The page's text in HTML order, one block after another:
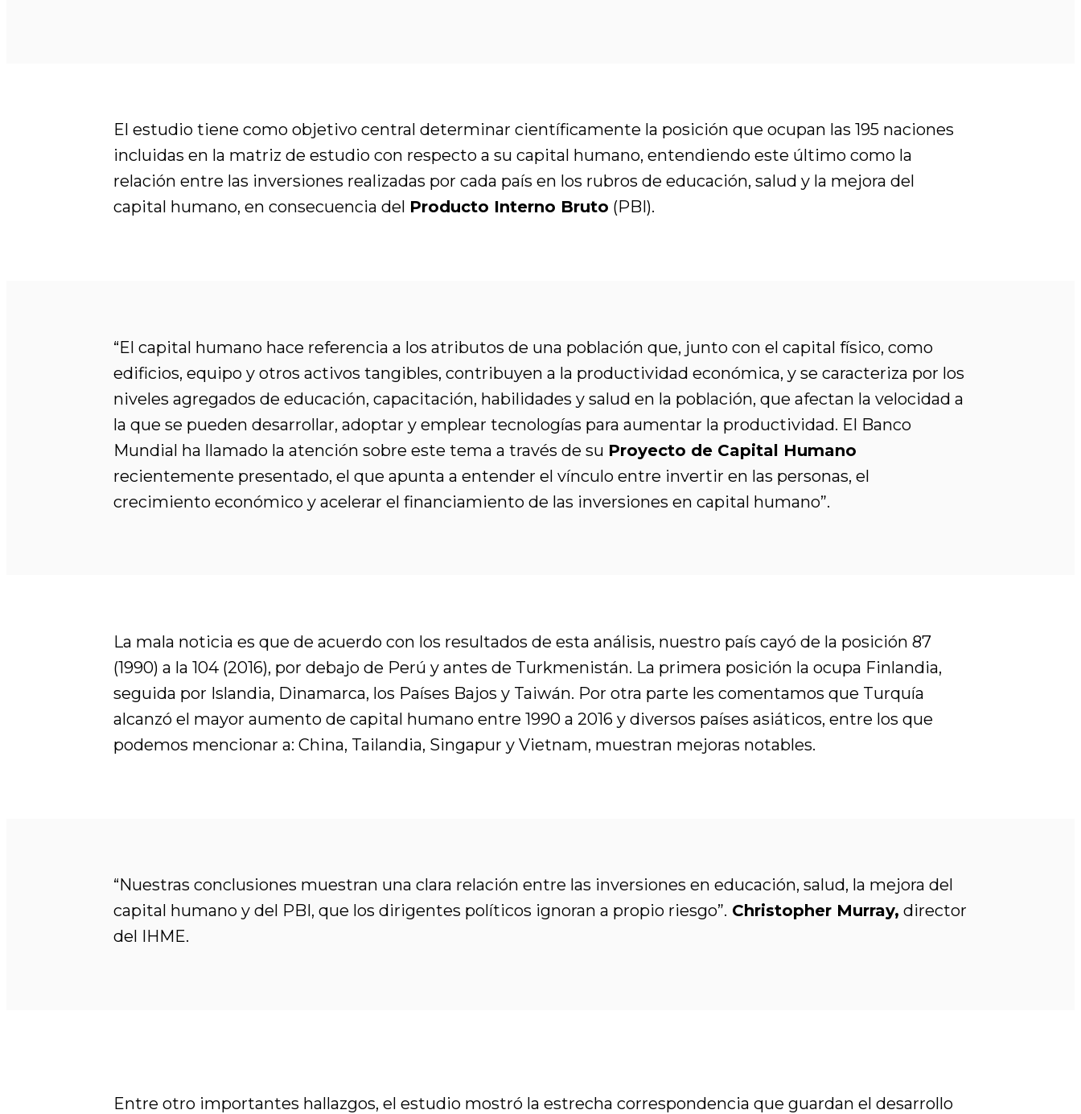
El estudio tiene como objetivo central determinar científicamente la posición que ocupan las 195 naciones
incluidas en la matriz de estudio con respecto a su capital humano, entendiendo este último como la
relación entre las inversiones realizadas por cada país en los rubros de educación, salud y la mejora del
capital humano, en consecuencia del Producto Interno Bruto (PBI).
“El capital humano hace referencia a los atributos de una población que, junto con el capital físico, como
edificios, equipo y otros activos tangibles, contribuyen a la productividad económica, y se caracteriza por los
niveles agregados de educación, capacitación, habilidades y salud en la población, que afectan la velocidad a
la que se pueden desarrollar, adoptar y emplear tecnologías para aumentar la productividad. El Banco
Mundial ha llamado la atención sobre este tema a través de su Proyecto de Capital Humano
recientemente presentado, el que apunta a entender el vínculo entre invertir en las personas, el
crecimiento económico y acelerar el financiamiento de las inversiones en capital humano”.
La mala noticia es que de acuerdo con los resultados de esta análisis, nuestro país cayó de la posición 87
(1990) a la 104 (2016), por debajo de Perú y antes de Turkmenistán. La primera posición la ocupa Finlandia,
seguida por Islandia, Dinamarca, los Países Bajos y Taiwán. Por otra parte les comentamos que Turquía
alcanzó el mayor aumento de capital humano entre 1990 a 2016 y diversos países asiáticos, entre los que
podemos mencionar a: China, Tailandia, Singapur y Vietnam, muestran mejoras notables.
“Nuestras conclusiones muestran una clara relación entre las inversiones en educación, salud, la mejora del
capital humano y del PBI, que los dirigentes políticos ignoran a propio riesgo”. Christopher Murray, director
del IHME.
Entre otro importantes hallazgos, el estudio mostró la estrecha correspondencia que guardan el desarrollo